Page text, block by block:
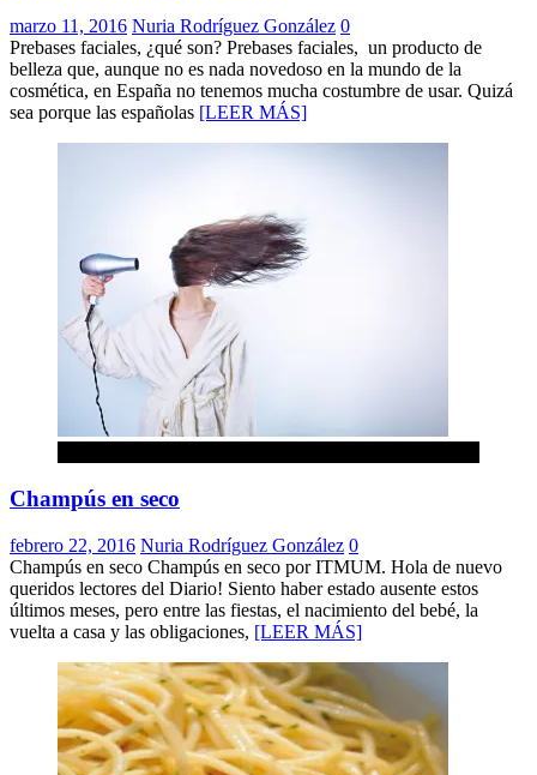
marzo 11, 2016 Nuria Rodríguez González 0
Prebases faciales, ¿qué son? Prebases faciales, un producto de
belleza que, aunque no es nada novedoso en la mundo de la
cosmética, en España no tenemos mucha costumbre de usar. Quizá
sea porque las españolas [LEER MÁS]
Champús en seco
febrero 22, 2016 Nuria Rodríguez González 0
Champús en seco Champús en seco por ITMUM. Hola de nuevo
queridos lectores del Diario! Siento haber estado ausente estos
últimos meses, pero entre las fiestas, el nacimiento del bebé, la
vuelta a casa y las obligaciones, [LEER MÁS]